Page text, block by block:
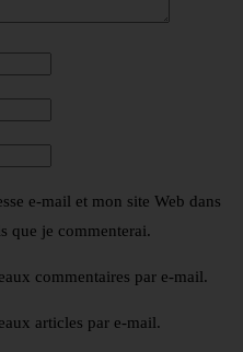
e-mail et mon site Web dans
que je commenterai.
commentaires par e-mail.
articles par e-mail.